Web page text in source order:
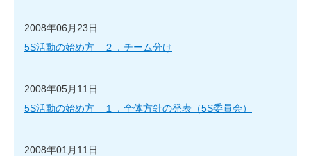
2008年06月23日
5S活動の始め方 ２．チーム分け
2008年05月11日
5S活動の始め方 １．全体方針の発表（5S委員会）
2008年01月11日